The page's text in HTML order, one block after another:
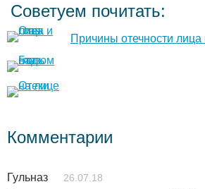
Советуем почитать:
Причины отечности лица
Комментарии
Гульназ 26.07.18